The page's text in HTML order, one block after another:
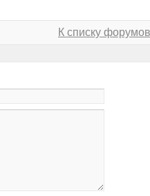
К списку форумов